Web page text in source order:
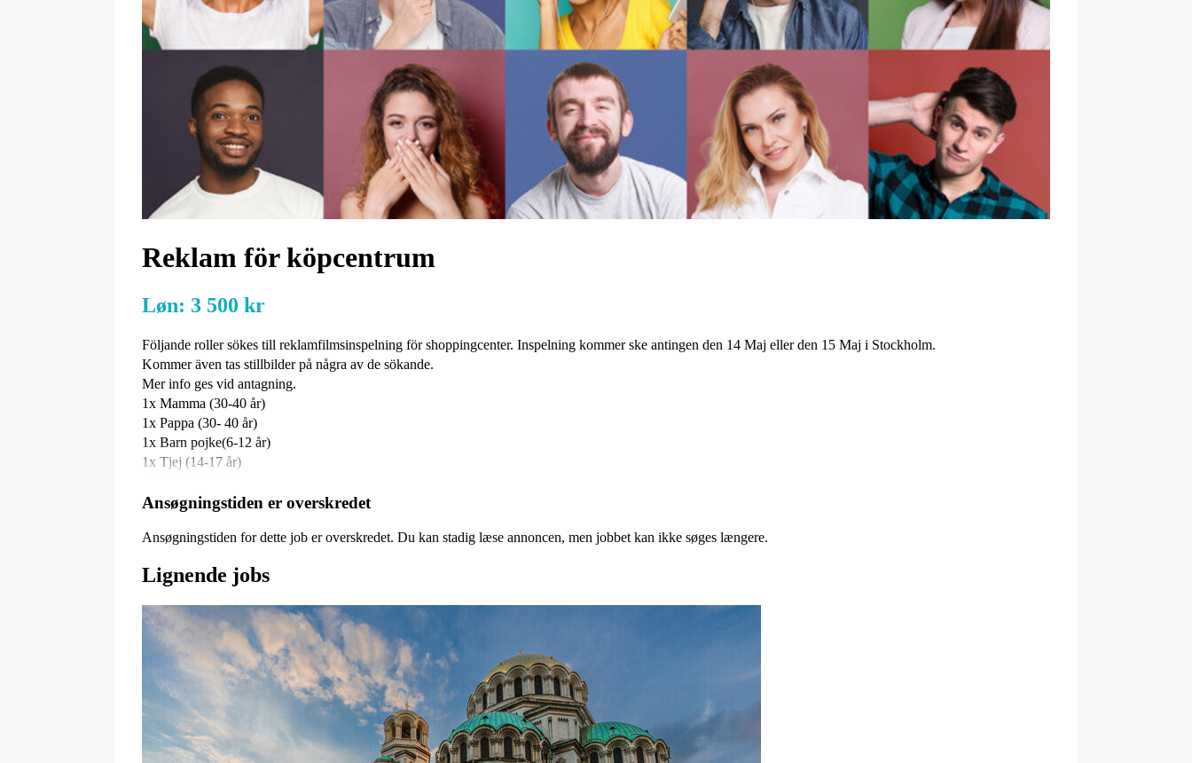
Reklam för köpcentrum
Løn: 3 500 kr
Följande roller sökes till reklamfilmsinspelning för shoppingcenter. Inspelning kommer ske antingen den 14 Maj eller den 15 Maj i Stockholm.
Kommer även tas stillbilder på några av de sökande.
Mer info ges vid antagning.
1x Mamma (30-40 år)
1x Pappa (30- 40 år)
1x Barn pojke(6-12 år)
1x Tjej (14-17 år)
1x Farmor (65-75 år)
1x Pappa (30-40 år)
Location: Stockholm
Kategori: Statister
Alder: 5 - 75 år
Publiceret: 28/4
Løn: 3 500 kr
Ansøgningstiden er overskredet
Ansøgningstiden for dette job er overskredet. Du kan stadig læse annoncen, men jobbet kan ikke søges længere.
Lignende jobs